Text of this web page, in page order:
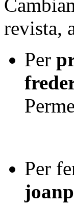
revista,
Per
Per